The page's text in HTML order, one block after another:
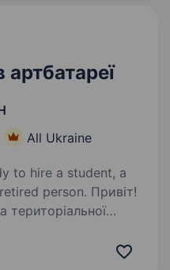
All Ukraine
to hire a student, a
person. Привіт!
який об'єднує